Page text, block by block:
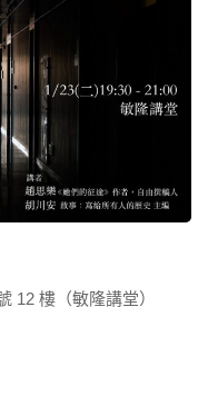
12 樓（敏隆講堂）